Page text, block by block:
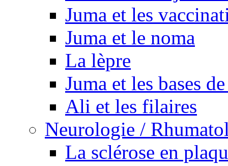
Juma et les
Juma et le noma
La lèpre
Juma et les bases
Ali et les filaires
Neurologie /
La sclérose en